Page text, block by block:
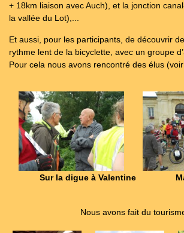
+ 18km liaison avec Auch), et la jonction
la vallée du Lot),...
Et aussi, pour les participants, de découvrir
rythme lent de la bicyclette, avec un groupe
Pour cela nous avons rencontré des élus
Sur la digue à Valentine
Nous avons fait du